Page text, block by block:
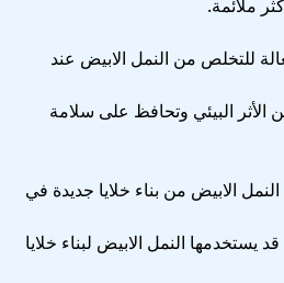
ملائمة.
للتخلص من النمل الابيض عند
الأثر البيئي وتحافظ على سلامة
الابيض من بناء خلايا جديدة في
النمل الابيض لبناء خلايا